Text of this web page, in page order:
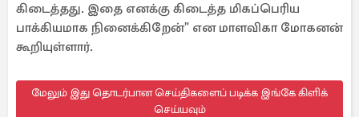
கிடைத்தது. இதை எனக்கு கிடைத்த மிகப்பெரிய
பாக்கியமாக நினைக்கிறேன்" என மாளவிகா மோகனன்
கூறியுள்ளார்.
மேலும் இது தொடர்பான செய்திகளைப் படிக்க இங்கே கிளிக்
செய்யவும்